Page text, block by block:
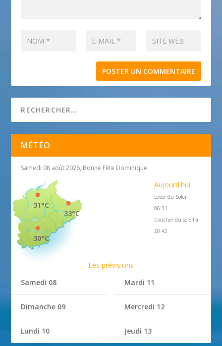
MÉTÉO
Samedi 08 août 2026, Bonne Fête Dominique
33°C
31°C
30°C
Aujourd'hui
Lever du Soleil
06:31
Coucher du soleil à
20:42
Les prévisions
Samedi 08
Dimanche 09
Lundi 10
Mardi 11
Mercredi 12
Jeudi 13